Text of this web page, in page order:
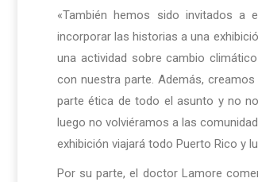
«También hemos sido invitados a
incorporar las historias a una
una actividad sobre cambio
con nuestra parte. Además,
parte ética de todo el asunto y no
luego no volviéramos a las
exhibición viajará todo Puerto Rico y
Por su parte, el doctor Lamore